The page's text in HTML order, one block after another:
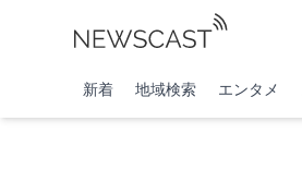
新着 地域検索 エンタメ